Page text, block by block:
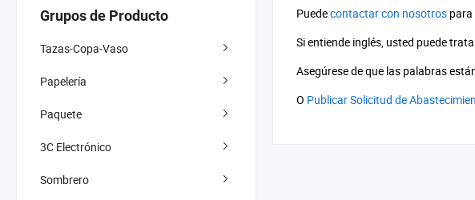
Grupos de Producto
Tazas-Copa-Vaso
Papelería
Paquete
3C Electrónico
Sombrero
Puedecontactar con nosotros para
Si entiende inglés, usted puede
Asegúrese de que las palabras
O Publicar Solicitud de